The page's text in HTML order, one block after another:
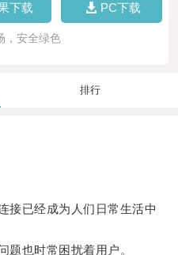
下载 PC下载
，安全绿色
排行
已经成为人们日常生活中
也时常困扰着用户。